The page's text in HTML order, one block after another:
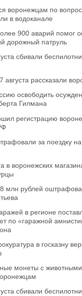
воронежцам по
в водоканале
900 аварий помог
дорожный патруль
сбивали
августа рассказали
освободить
Гилмана
регистрацию
за поездку
в воронежских
млн рублей
в регионе
по «гаражной
в госказну
монеты с животными
сбивали